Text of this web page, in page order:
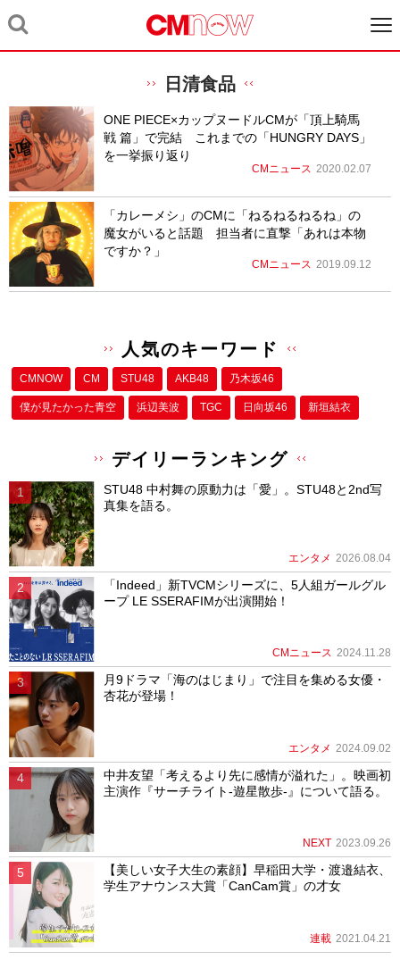
日清食品
ONE PIECE×カップヌードルCMが「頂上騎馬
戦 篇」で完結 これまでの「HUNGRY DAYS」
を一挙振り返り
CMニュース 2020.02.07
「カレーメシ」のCMに「ねるねるねるね」の
魔女がいると話題 担当者に直撃「あれは本物
ですか？」
CMニュース 2019.09.12
人気のキーワード
CMNOW CM STU48 AKB48 乃木坂46
僕が⾒たかった⻘空 浜辺美波 TGC 日向坂46 新垣結衣
デイリーランキング
STU48 中村舞の原動力は「愛」。STU48と2nd写
真集を語る。
エンタメ 2026.08.04
「Indeed」新TVCMシリーズに、5人組ガールグル
ープ LE SSERAFIMが出演開始！
CMニュース 2024.11.28
月9ドラマ「海のはじまり」で注目を集める女優・
杏花が登場！
エンタメ 2024.09.02
中井友望「考えるより先に感情が溢れた」。映画初
主演作『サーチライト-遊星散歩-』について語る。
NEXT 2023.09.26
【美しい女子大生の素顔】早稲田大学・渡邉結衣、
学生アナウンス大賞「CanCam賞」の才女
連載 2021.04.21